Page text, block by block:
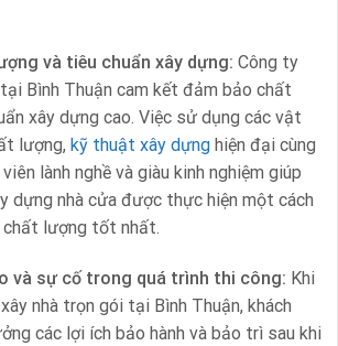
và tiêu chuẩn xây dựng: Công ty
Bình Thuận cam kết đảm bảo chất
xây dựng cao. Việc sử dụng các vật
lượng, kỹ thuật xây dựng hiện đại cùng
lành nghề và giàu kinh nghiệm giúp
dựng nhà cửa được thực hiện một cách
chất lượng tốt nhất.
và sự cố trong quá trình thi công: Khi
nhà trọn gói tại Bình Thuận, khách
các lợi ích bảo hành và bảo trì sau khi